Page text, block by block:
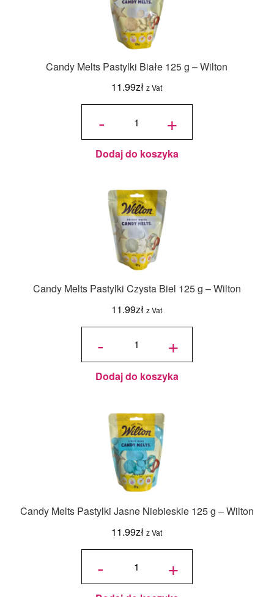
Candy Melts Pastylki Białe 125 g – Wilton
11.99zł z Vat
-
ilość
Pastylki
Białe
125 g -
Wilton +
Dodaj do koszyka
Candy Melts Pastylki Czysta Biel 125 g – Wilton
11.99zł z Vat
-
ilość
Pastylki
Czysta
Biel
125 g -
Wilton
+
Dodaj do koszyka
Candy Melts Pastylki Jasne Niebieskie 125 g – Wilton
11.99zł z Vat
-
ilość
Pastylki
Jasne
Niebieskie
125 g -
Wilton
+